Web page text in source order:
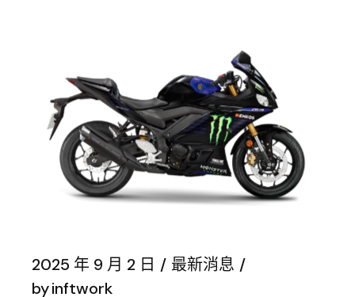
2025 年 9 月 2 日
最新消息
byinftwork